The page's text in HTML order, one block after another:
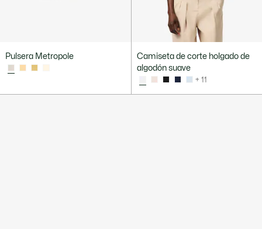
Pulsera Metropole
Camiseta de corte holgado de
algodón suave
+ 11